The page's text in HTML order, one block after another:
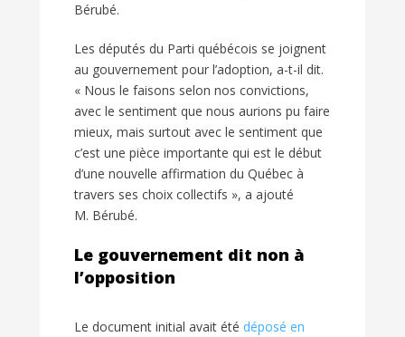
Bérubé.
Les députés du Parti québécois se joignent
au gouvernement pour l’adoption, a-t-il dit.
« Nous le faisons selon nos convictions,
avec le sentiment que nous aurions pu faire
mieux, mais surtout avec le sentiment que
c’est une pièce importante qui est le début
d’une nouvelle affirmation du Québec à
travers ses choix collectifs », a ajouté
M. Bérubé.
Le gouvernement dit non à
l’opposition
Le document initial avait été déposé en